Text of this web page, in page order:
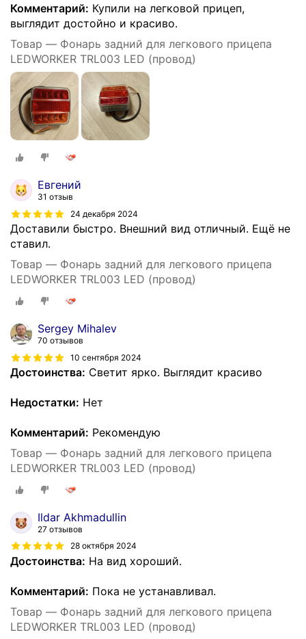
Комментарий: Купили на легковой прицеп,
выглядит достойно и красиво.
Товар — Фонарь задний для легкового прицепа
LEDWORKER TRL003 LED (провод)
Евгений
31 отзыв
24 декабря 2024
Доставили быстро. Внешний вид отличный. Ещё не
ставил.
Товар — Фонарь задний для легкового прицепа
LEDWORKER TRL003 LED (провод)
Sergey Mihalev
70 отзывов
10 сентября 2024
Достоинства: Светит ярко. Выглядит красиво
Недостатки: Нет
Комментарий: Рекомендую
Товар — Фонарь задний для легкового прицепа
LEDWORKER TRL003 LED (провод)
Ildar Akhmadullin
27 отзывов
28 октября 2024
Достоинства: На вид хороший.
Комментарий: Пока не устанавливал.
Товар — Фонарь задний для легкового прицепа
LEDWORKER TRL003 LED (провод)